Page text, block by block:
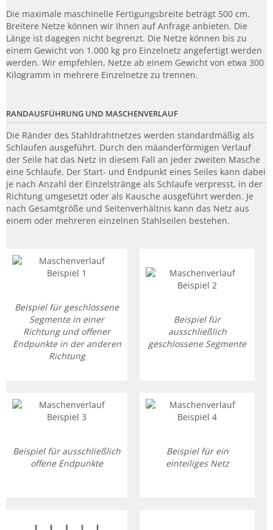
Die maximale maschinelle Fertigungsbreite beträgt 500 cm.
Breitere Netze können wir Ihnen auf Anfrage anbieten. Die
Länge ist dagegen nicht begrenzt. Die Netze können bis zu
einem Gewicht von 1.000 kg pro Einzelnetz angefertigt werden
werden. Wir empfehlen, Netze ab einem Gewicht von etwa 300
Kilogramm in mehrere Einzelnetze zu trennen.
RANDAUSFÜHRUNG UND MASCHENVERLAUF
Die Ränder des Stahldrahtnetzes werden standardmäßig als
Schlaufen ausgeführt. Durch den mäanderförmigen Verlauf
der Seile hat das Netz in diesem Fall an jeder zweiten Masche
eine Schlaufe. Der Start- und Endpunkt eines Seiles kann dabei
je nach Anzahl der Einzelstränge als Schlaufe verpresst, in der
Richtung umgesetzt oder als Kausche ausgeführt werden. Je
nach Gesamtgröße und Seitenverhältnis kann das Netz aus
einem oder mehreren einzelnen Stahlseilen bestehen.
Beispiel für geschlossene
Segmente in einer
Richtung und offener
Endpunkte in der anderen
Richtung
Beispiel für
ausschließlich
geschlossene Segmente
Beispiel für ausschließlich
offene Endpunkte
Beispiel für ein
einteiliges Netz